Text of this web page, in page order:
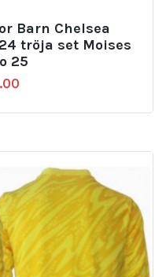
Barn Chelsea
tröja set Moises
25